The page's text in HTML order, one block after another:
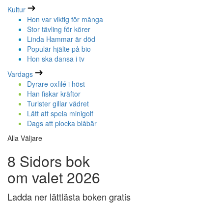
Kultur
Hon var viktig för många
Stor tävling för körer
Linda Hammar är död
Populär hjälte på bio
Hon ska dansa i tv
Vardags
Dyrare oxfilé i höst
Han fiskar kräftor
Turister gillar vädret
Lätt att spela minigolf
Dags att plocka blåbär
Alla Väljare
8 Sidors bok
om valet 2026
Ladda ner lättlästa boken gratis